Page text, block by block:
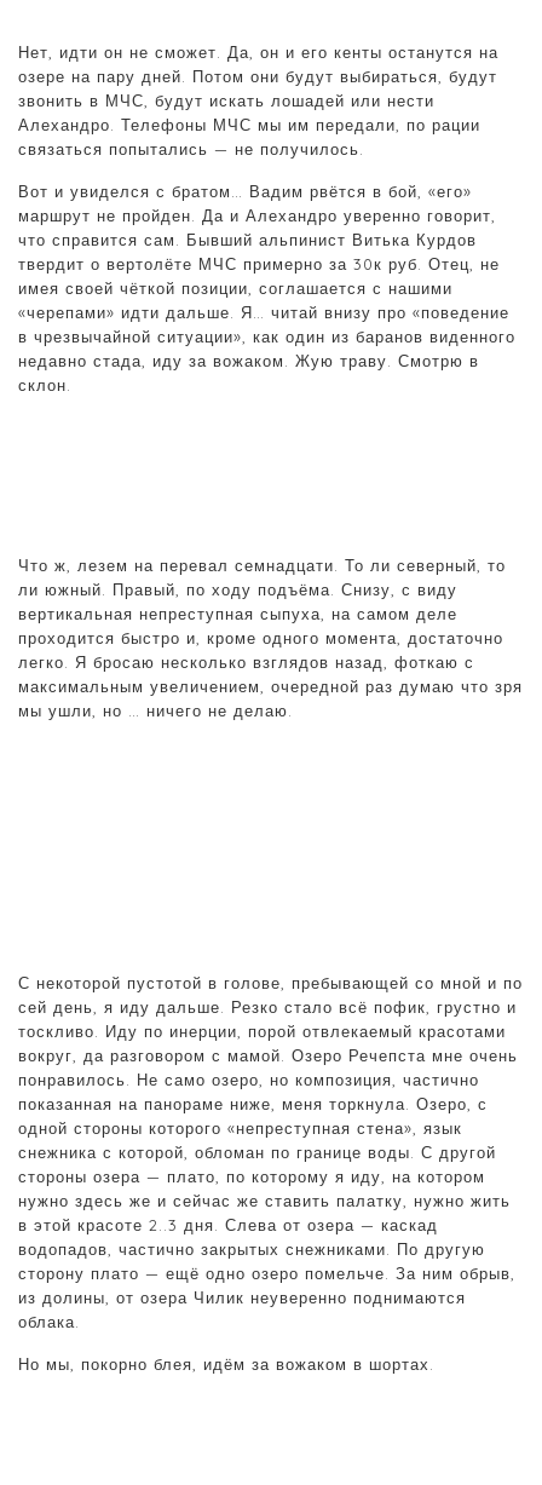
Нет, идти он не сможет. Да, он и его кенты останутся на
озере на пару дней. Потом они будут выбираться, будут
звонить в МЧС, будут искать лошадей или нести
Алехандро. Телефоны МЧС мы им передали, по рации
связаться попытались — не получилось.
Вот и увиделся с братом… Вадим рвётся в бой, «его»
маршрут не пройден. Да и Алехандро уверенно говорит,
что справится сам. Бывший альпинист Витька Курдов
твердит о вертолёте МЧС примерно за 30к руб. Отец, не
имея своей чёткой позиции, соглашается с нашими
«черепами» идти дальше. Я… читай внизу про «поведение
в чрезвычайной ситуации», как один из баранов виденного
недавно стада, иду за вожаком. Жую траву. Смотрю в
склон.
Что ж, лезем на перевал семнадцати. То ли северный, то
ли южный. Правый, по ходу подъёма. Снизу, с виду
вертикальная непреступная сыпуха, на самом деле
проходится быстро и, кроме одного момента, достаточно
легко. Я бросаю несколько взглядов назад, фоткаю с
максимальным увеличением, очередной раз думаю что зря
мы ушли, но … ничего не делаю.
С некоторой пустотой в голове, пребывающей со мной и по
сей день, я иду дальше. Резко стало всё пофик, грустно и
тоскливо. Иду по инерции, порой отвлекаемый красотами
вокруг, да разговором с мамой. Озеро Речепста мне очень
понравилось. Не само озеро, но композиция, частично
показанная на панораме ниже, меня торкнула. Озеро, с
одной стороны которого «непреступная стена», язык
снежника с которой, обломан по границе воды. С другой
стороны озера — плато, по которому я иду, на котором
нужно здесь же и сейчас же ставить палатку, нужно жить
в этой красоте 2..3 дня. Слева от озера — каскад
водопадов, частично закрытых снежниками. По другую
сторону плато — ещё одно озеро помельче. За ним обрыв,
из долины, от озера Чилик неуверенно поднимаются
облака.
Но мы, покорно блея, идём за вожаком в шортах.